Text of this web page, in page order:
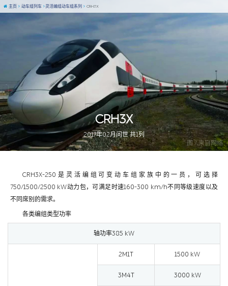
图 / 来自网络
CRH3X
2017年02月问世 共1列
主页 动车组列车 灵活编组动车组系列 CRH3X
CRH3X-250是灵活编组可变动车组家族中的一员，可选择
750/1500/2500 kW动力包，可满足时速160-300 km/h不同等级速度以及
不同席别的需求。
各类编组类型功率
轴功率385 kW
2M1T 1500 kW
3M4T 3000 kW